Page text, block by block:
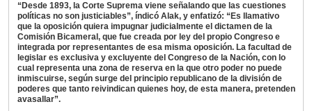
“Desde 1893, la Corte Suprema viene señalando que las cuestiones
políticas no son justiciables”, índicó Alak, y enfatizó: “Es llamativo
que la oposición quiera impugnar judicialmente el dictamen de la
Comisión Bicameral, que fue creada por ley del propio Congreso e
integrada por representantes de esa misma oposición. La facultad de
legislar es exclusiva y excluyente del Congreso de la Nación, con lo
cual representa una zona de reserva en la que otro poder no puede
inmiscuirse, según surge del principio republicano de la división de
poderes que tanto reivindican quienes hoy, de esta manera, pretenden
avasallar”.